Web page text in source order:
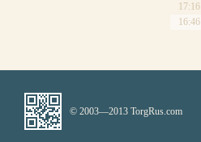
17:16
16:46
© 2003—2013 TorgRus.com